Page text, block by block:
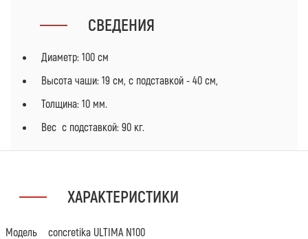
СВЕДЕНИЯ
Диаметр: 100 см
Высота чаши: 19 см, с подставкой - 40 см,
Толщина: 10 мм.
Вес с подставкой: 90 кг.
ХАРАКТЕРИСТИКИ
Модель concretika ULTIMA N100